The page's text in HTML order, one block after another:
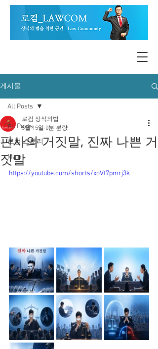
게시물
All Posts
로컴 스토리
Main
All Posts
판사의 거짓말, 진짜 나쁜 거
짓말
로컴 상식의법
5월 15일 0분 분량
https://youtube.com/shorts/xoVt7pmrj3k